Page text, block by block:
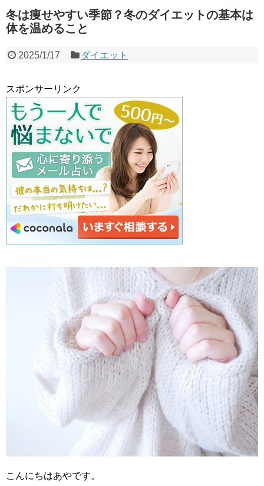
冬は痩せやすい季節？冬のダイエットの基本は
体を温めること
2025/1/17 ダイエット
スポンサーリンク
こんにちはあやです。